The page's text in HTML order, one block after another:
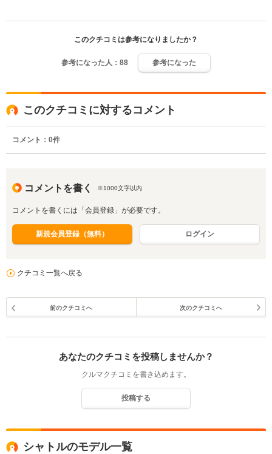
このクチコミは参考になりましたか？
参考になった人： 88 参考になった
このクチコミに対するコメント
コメント： 0件
コメントを書く ※1000文字以内
コメントを書くには「会員登録」が必要です。
新規会員登録（無料） ログイン
クチコミ一覧へ戻る
前のクチコミへ 次のクチコミへ
あなたのクチコミを投稿しませんか？
クルマクチコミを書き込めます。
投稿する
シャトルのモデル一覧